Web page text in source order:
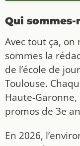
Qui sommes-
Avec tout ça, on
sommes la
de l’école de
Toulouse.
Haute-
promos de 3e
En 2026,